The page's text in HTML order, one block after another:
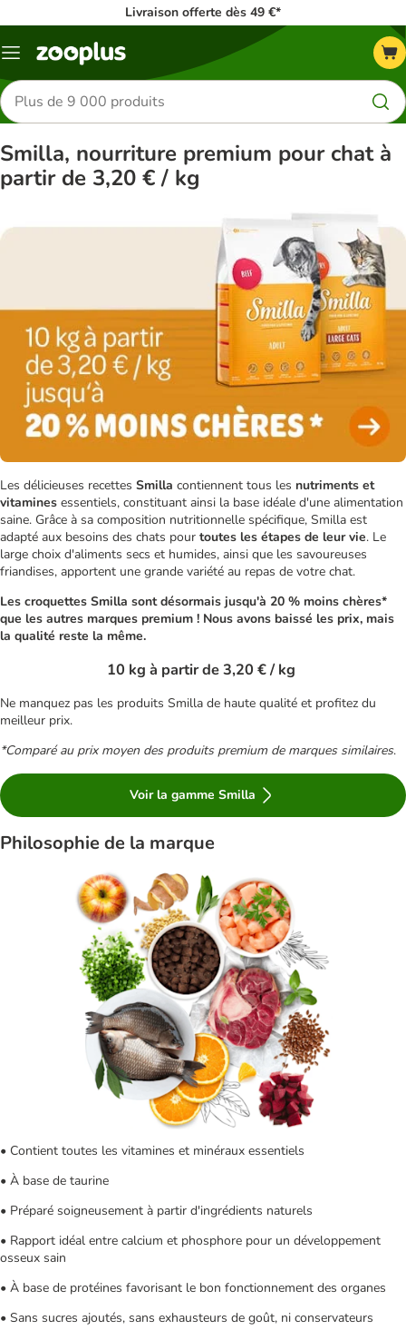
Livraison offerte dès 49 €*
Menu
Rechercher
des
produits
Smilla, nourriture premium pour chat à
partir de 3,20 € / kg
Les délicieuses recettes Smilla contiennent tous les nutriments et
vitamines essentiels, constituant ainsi la base idéale d'une alimentation
saine. Grâce à sa composition nutritionnelle spécifique, Smilla est
adapté aux besoins des chats pour toutes les étapes de leur vie. Le
large choix d'aliments secs et humides, ainsi que les savoureuses
friandises, apportent une grande variété au repas de votre chat.
Les croquettes Smilla sont désormais jusqu'à 20 % moins chères*
que les autres marques premium ! Nous avons baissé les prix, mais
la qualité reste la même.
10 kg à partir de 3,20 € / kg
Ne manquez pas les produits Smilla de haute qualité et profitez du
meilleur prix.
*Comparé au prix moyen des produits premium de marques similaires.
Voir la gamme Smilla
Philosophie de la marque
• Contient toutes les vitamines et minéraux essentiels
• À base de taurine
• Préparé soigneusement à partir d'ingrédients naturels
• Rapport idéal entre calcium et phosphore pour un développement
osseux sain
• À base de protéines favorisant le bon fonctionnement des organes
• Sans sucres ajoutés, sans exhausteurs de goût, ni conservateurs